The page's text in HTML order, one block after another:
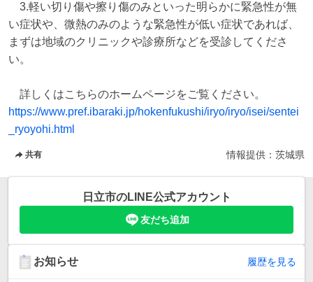
3.軽い切り傷や擦り傷のみといった明らかに緊急性が無
い症状や、微熱のみのような緊急性が低い症状であれば、
まずは地域のクリニックや診療所などを受診してくださ
い。
https://www.pref.ibaraki.jp/hokenfukushi/iryo/iryo/isei/sentei
_ryoyohi.html
共有 情報提供： 茨城県
日立市のLINE公式アカウント
友だち追加
お知らせ 履歴を見る